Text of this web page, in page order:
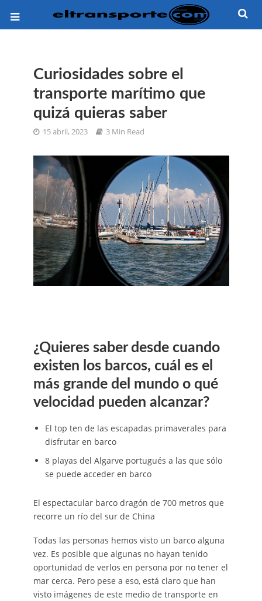
Curiosidades sobre el
transporte marítimo que
quizá quieras saber
15 abril, 2023 3 Min Read
¿Quieres saber desde cuando
existen los barcos, cuál es el
más grande del mundo o qué
velocidad pueden alcanzar?
El top ten de las escapadas primaverales para
disfrutar en barco
8 playas del Algarve portugués a las que sólo
se puede acceder en barco
El espectacular barco dragón de 700 metros que
recorre un río del sur de China
Todas las personas hemos visto un barco alguna
vez. Es posible que algunas no hayan tenido
oportunidad de verlos en persona por no tener el
mar cerca. Pero pese a eso, está claro que han
visto imágenes de este medio de transporte en